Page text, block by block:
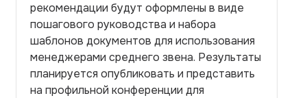
рекомендации будут оформлены в виде
пошагового руководства и набора
шаблонов документов для использования
менеджерами среднего звена. Результаты
планируется опубликовать и представить
на профильной конференции для